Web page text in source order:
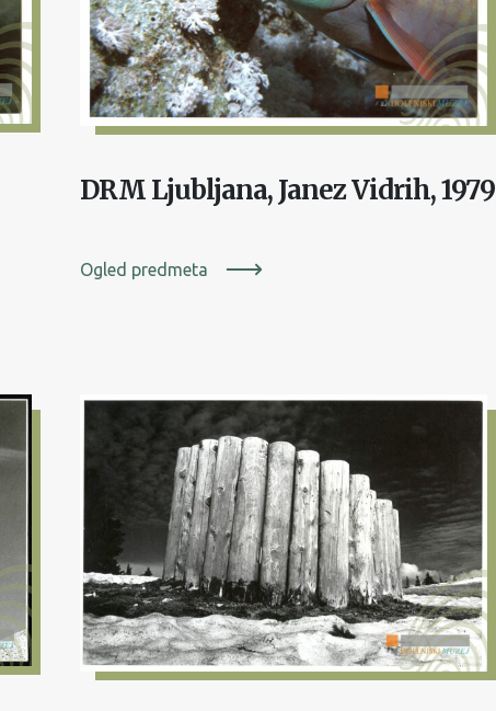
DRM Ljubljana, Janez Vidrih, 1979
Ogled predmeta